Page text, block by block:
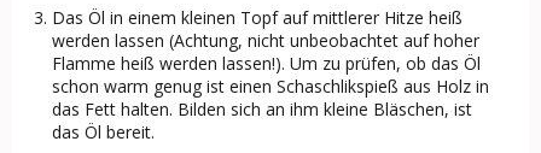
Das Öl in einem kleinen Topf auf mittlerer Hitze heiß
werden lassen (Achtung, nicht unbeobachtet auf hoher
Flamme heiß werden lassen!). Um zu prüfen, ob das Öl
schon warm genug ist einen Schaschlikspieß aus Holz in
das Fett halten. Bilden sich an ihm kleine Bläschen, ist
das Öl bereit.